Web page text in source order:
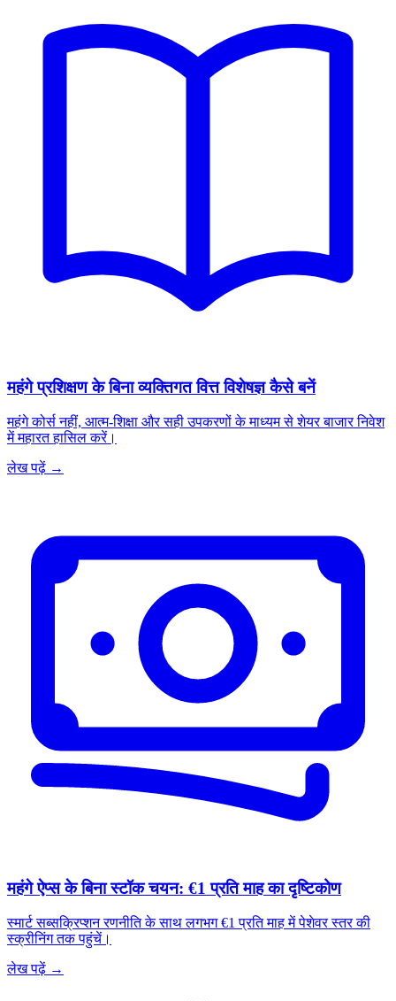
महंगे प्रशिक्षण के बिना व्यक्तिगत वित्त विशेषज्ञ कैसे बनें
महंगे कोर्स नहीं, आत्म-शिक्षा और सही उपकरणों के माध्यम से शेयर बाजार निवेश
में महारत हासिल करें।
लेख पढ़ें →
महंगे ऐप्स के बिना स्टॉक चयन: €1 प्रति माह का दृष्टिकोण
स्मार्ट सब्सक्रिप्शन रणनीति के साथ लगभग €1 प्रति माह में पेशेवर स्तर की
स्क्रीनिंग तक पहुंचें।
लेख पढ़ें →